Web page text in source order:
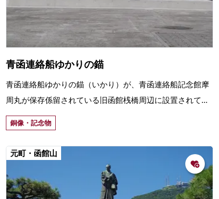
青函連絡船ゆかりの錨
青函連絡船ゆかりの錨（いかり）が、青函連絡船記念館摩
周丸が保存係留されている旧函館桟橋周辺に設置されてい
る。洞爺丸事故後に実際に使用されていたもの。
銅像・記念物
元町・函館山